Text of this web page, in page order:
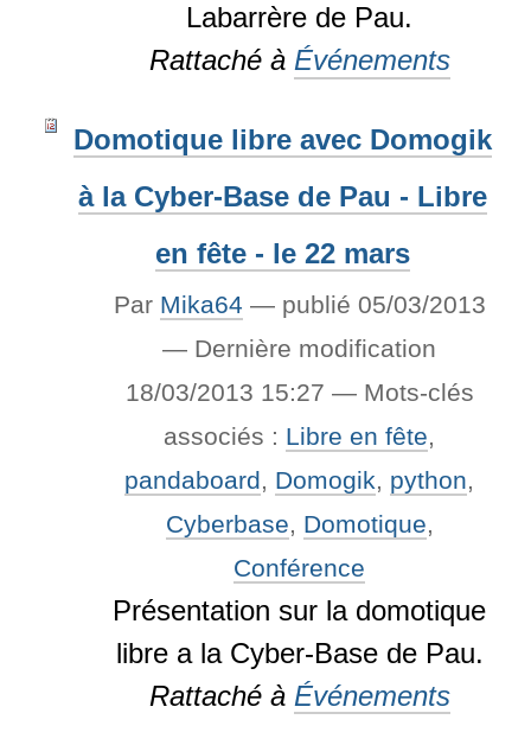
Labarrère de Pau.
Rattaché à Événements
Domotique libre avec Domogik
à la Cyber-Base de Pau - Libre
en fête - le 22 mars
Par Mika64 — publié 05/03/2013
— Dernière modification
18/03/2013 15:27 — Mots-clés
associés : Libre en fête,
pandaboard, Domogik, python,
Cyberbase, Domotique,
Conférence
Présentation sur la domotique
libre a la Cyber-Base de Pau.
Rattaché à Événements